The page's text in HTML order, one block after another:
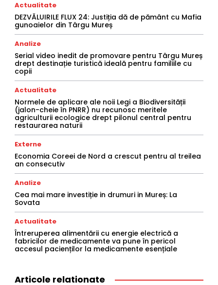
Actualitate
DEZVĂLUIRILE FLUX 24: Justiția dă de pământ cu Mafia
gunoaielor din Târgu Mureș
Analize
Serial video inedit de promovare pentru Târgu Mureș
drept destinație turistică ideală pentru familiile cu
copii
Actualitate
Normele de aplicare ale noii Legi a Biodiversității
(jalon-cheie în PNRR) nu recunosc meritele
agriculturii ecologice drept pilonul central pentru
restaurarea naturii
Externe
Economia Coreei de Nord a crescut pentru al treilea
an consecutiv
Analize
Cea mai mare investiție in drumuri in Mureș: La
Sovata
Actualitate
Întreruperea alimentării cu energie electrică a
fabricilor de medicamente va pune în pericol
accesul pacienților la medicamente esențiale
Articole relationate